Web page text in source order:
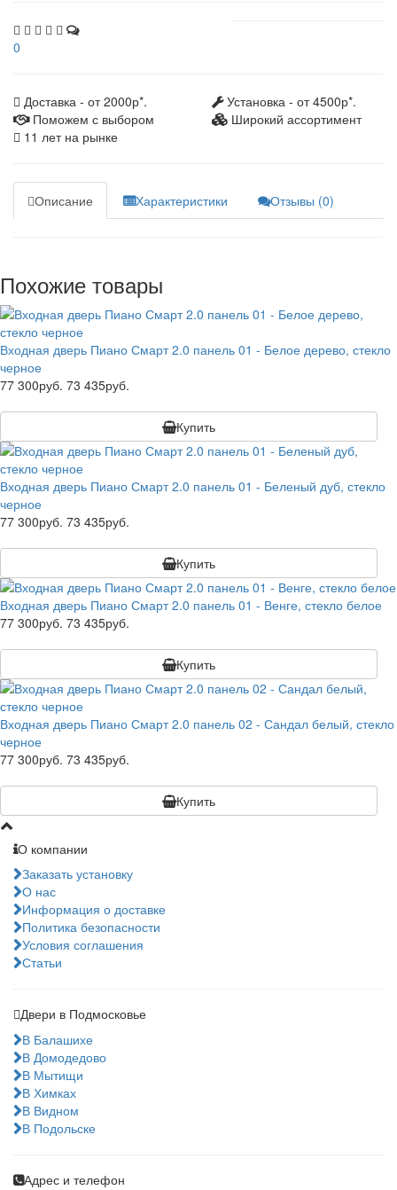
0
Доставка - от 2000р*.
Установка - от 4500р*.
Поможем с выбором
Широкий ассортимент
11 лет на рынке
Описание Характеристики Отзывы (0)
Похожие товары
Входная дверь Пиано Смарт 2.0 панель 01 - Белое дерево, стекло
черное
77 300руб. 73 435руб.
Купить
Входная дверь Пиано Смарт 2.0 панель 01 - Беленый дуб, стекло
черное
77 300руб. 73 435руб.
Купить
Входная дверь Пиано Смарт 2.0 панель 01 - Венге, стекло белое
77 300руб. 73 435руб.
Купить
Входная дверь Пиано Смарт 2.0 панель 02 - Сандал белый, стекло
черное
77 300руб. 73 435руб.
Купить
О компании
Заказать установку
О нас
Информация о доставке
Политика безопасности
Условия соглашения
Статьи
Двери в Подмосковье
В Балашихе
В Домодедово
В Мытищи
В Химках
В Видном
В Подольске
Адрес и телефон